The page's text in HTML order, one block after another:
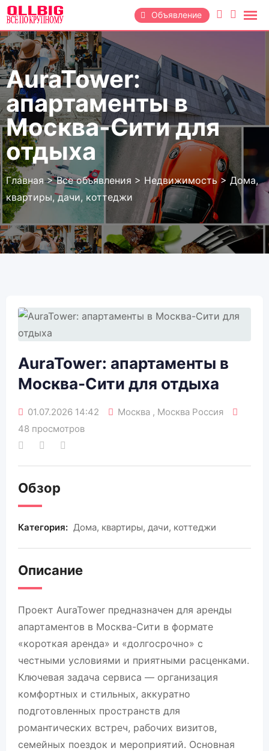
Перейти
содержанию
Объявление
AuraTower:
апартаменты в
Москва-Сити для
отдыха
Главная>Все объявления > Недвижимость> Дома,
квартиры, дачи, коттеджи
AuraTower: апартаменты в
Москва-Сити для отдыха
01.07.2026 14:42
Москва , Москва Россия
48 просмотров
Обзор
Категория: Дома, квартиры, дачи, коттеджи
Описание
Проект AuraTower предназначен для аренды
апартаментов в Москва-Сити в формате
«короткая аренда» и «долгосрочно» с
честными условиями и приятными расценками.
Ключевая задача сервиса — организация
комфортных и стильных, аккуратно
подготовленных пространств для
романтических встреч, рабочих визитов,
семейных поездок и мероприятий. Основная